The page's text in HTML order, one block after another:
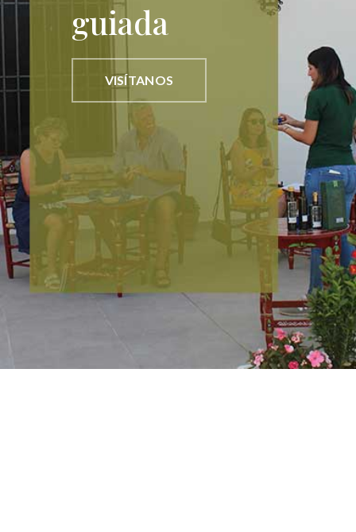
guiada
VISÍTANOS